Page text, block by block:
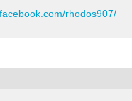
rhodos907/